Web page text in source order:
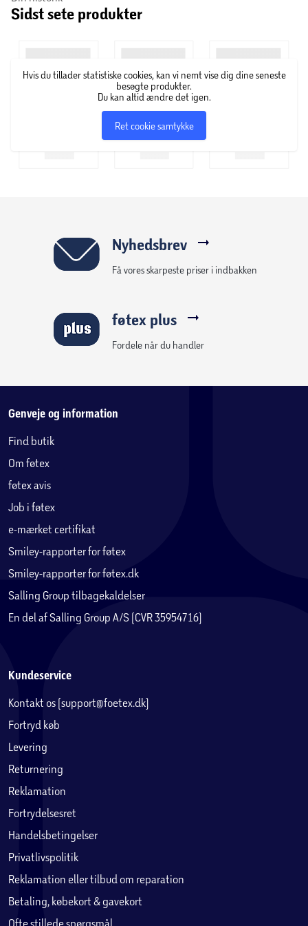
Den første CUBA vodka på markedet var CUBA Caramel,
passionsfrugt.
Sidst sete produkter
Hvis du tillader statistiske cookies, kan vi nemt vise dig dine seneste
besøgte produkter.
Du kan altid ændre det igen.
Ret cookie samtykke
Nyhedsbrev
Få vores skarpeste priser i indbakken
føtex plus
Fordele når du handler
Genveje og information
Find butik
Om føtex
føtex avis
Job i føtex
e-mærket certifikat
Smiley-rapporter for føtex
Smiley-rapporter for føtex.dk
Salling Group tilbagekaldelser
En del af Salling Group A/S (CVR 35954716)
Kundeservice
Kontakt os (support@foetex.dk)
Fortryd køb
Levering
Returnering
Reklamation
Fortrydelsesret
Handelsbetingelser
Privatlivspolitik
Reklamation eller tilbud om reparation
Betaling, købekort & gavekort
Ofte stillede spørgsmål